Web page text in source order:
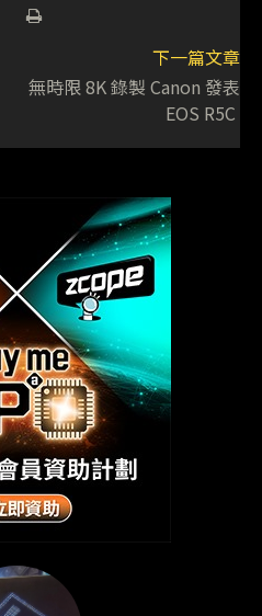
下一篇文章
無時限 8K 錄製 Canon 發表
EOS R5C